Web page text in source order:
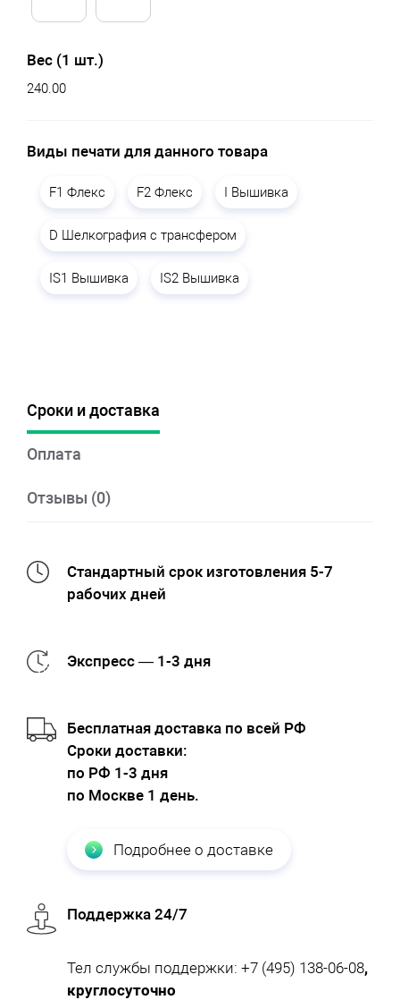
Вес (1 шт.)
240.00
Виды печати для данного товара
F1 Флекс F2 Флекс I Вышивка
D Шелкография с трансфером
IS1 Вышивка IS2 Вышивка
Сроки и доставка
Оплата
Отзывы (0)
Стандартный срок изготовления 5-7
рабочих дней
Экспресс — 1-3 дня
Бесплатная доставка по всей РФ
Cроки доставки:
по РФ 1-3 дня
по Москве 1 день.
Подробнее о доставке
Поддержка 24/7
Тел службы поддержки: +7 (495) 138-06-08,
круглосуточно